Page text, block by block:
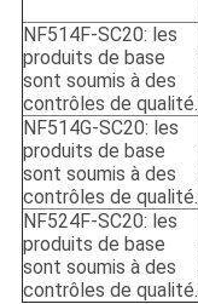
NF514F-SC20: les
produits de base
sont soumis à des
contrôles de qualité.
NF514G-SC20: les
produits de base
sont soumis à des
contrôles de qualité.
NF524F-SC20: les
produits de base
sont soumis à des
contrôles de qualité.